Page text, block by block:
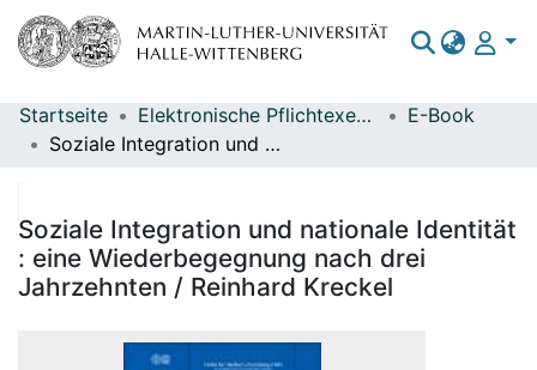
Bereiche & Sammlungen
Statistiken
Startseite Elektronische Pflichtexemplare
E-Book
Soziale Integration und nationale Identität : eine Wiederbegegnung nach drei Jahrzehnten / Reinhard Kreckel
Soziale Integration und nationale Identität
: eine Wiederbegegnung nach drei
Jahrzehnten / Reinhard Kreckel